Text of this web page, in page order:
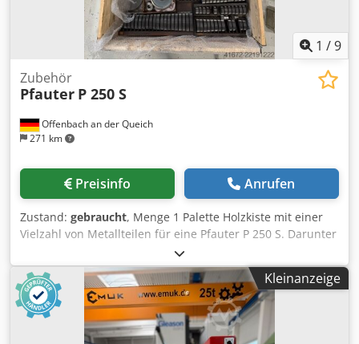
1 /9
Offenbach an der Queich
271 km
Zubehör
Pfauter P 250 S
Preisinfo Anrufen
Zustand: gebraucht, Menge 1 Palette Holzkiste mit einer
Vielzahl von Metallteilen für eine Pfauter P 250 S. Darunter
sind: -> Div. Wechselräder -> Wellen + Bolzen Dkjdjzgid
Ajpfx Adler -> Buchsen + Abstandsringe -> Passscheiben +
Klemmstücke -> Spann-/ Klemmwellen -> Schrauben ->
Ritzel -> Distanz-/Spannband -> Zentrierspitzen ->
Räumnadeln + Abstechmesser + Formwerkzeuge Komplett-
Kleinanzeige